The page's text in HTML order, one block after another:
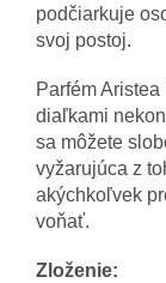
podčiarkuje
svoj postoj.
Parfém
diaľkami
sa môžete
vyžarujúca z
akýchkoľvek
voňať.
Zloženie: